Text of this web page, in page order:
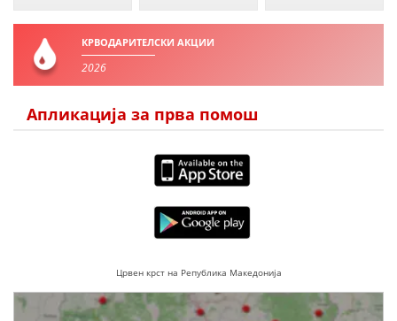
КРВОДАРИТЕЛСКИ АКЦИИ
2026
Апликација за прва помош
Црвен крст на Република Македонија